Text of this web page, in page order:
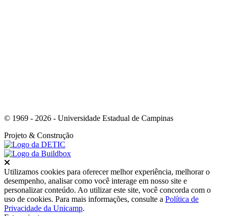
© 1969 - 2026 - Universidade Estadual de Campinas
Projeto & Construção
Utilizamos cookies para oferecer melhor experiência, melhorar o
desempenho, analisar como você interage em nosso site e
personalizar conteúdo. Ao utilizar este site, você concorda com o
uso de cookies. Para mais informações, consulte a Política de
Privacidade da Unicamp.